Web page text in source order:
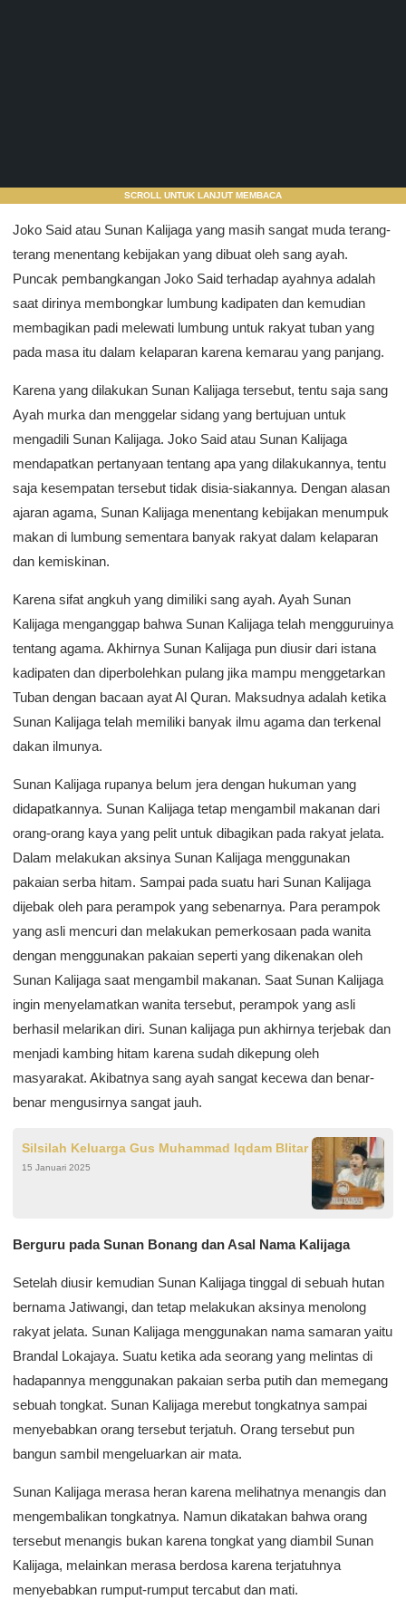
SCROLL UNTUK LANJUT MEMBACA
Joko Said atau Sunan Kalijaga yang masih sangat muda terang-
terang menentang kebijakan yang dibuat oleh sang ayah.
Puncak pembangkangan Joko Said terhadap ayahnya adalah
saat dirinya membongkar lumbung kadipaten dan kemudian
membagikan padi melewati lumbung untuk rakyat tuban yang
pada masa itu dalam kelaparan karena kemarau yang panjang.
Karena yang dilakukan Sunan Kalijaga tersebut, tentu saja sang
Ayah murka dan menggelar sidang yang bertujuan untuk
mengadili Sunan Kalijaga. Joko Said atau Sunan Kalijaga
mendapatkan pertanyaan tentang apa yang dilakukannya, tentu
saja kesempatan tersebut tidak disia-siakannya. Dengan alasan
ajaran agama, Sunan Kalijaga menentang kebijakan menumpuk
makan di lumbung sementara banyak rakyat dalam kelaparan
dan kemiskinan.
Karena sifat angkuh yang dimiliki sang ayah. Ayah Sunan
Kalijaga menganggap bahwa Sunan Kalijaga telah mengguruinya
tentang agama. Akhirnya Sunan Kalijaga pun diusir dari istana
kadipaten dan diperbolehkan pulang jika mampu menggetarkan
Tuban dengan bacaan ayat Al Quran. Maksudnya adalah ketika
Sunan Kalijaga telah memiliki banyak ilmu agama dan terkenal
dakan ilmunya.
Sunan Kalijaga rupanya belum jera dengan hukuman yang
didapatkannya. Sunan Kalijaga tetap mengambil makanan dari
orang-orang kaya yang pelit untuk dibagikan pada rakyat jelata.
Dalam melakukan aksinya Sunan Kalijaga menggunakan
pakaian serba hitam. Sampai pada suatu hari Sunan Kalijaga
dijebak oleh para perampok yang sebenarnya. Para perampok
yang asli mencuri dan melakukan pemerkosaan pada wanita
dengan menggunakan pakaian seperti yang dikenakan oleh
Sunan Kalijaga saat mengambil makanan. Saat Sunan Kalijaga
ingin menyelamatkan wanita tersebut, perampok yang asli
berhasil melarikan diri. Sunan kalijaga pun akhirnya terjebak dan
menjadi kambing hitam karena sudah dikepung oleh
masyarakat. Akibatnya sang ayah sangat kecewa dan benar-
benar mengusirnya sangat jauh.
Silsilah Keluarga Gus Muhammad Iqdam Blitar
15 Januari 2025
Berguru pada Sunan Bonang dan Asal Nama Kalijaga
Setelah diusir kemudian Sunan Kalijaga tinggal di sebuah hutan
bernama Jatiwangi, dan tetap melakukan aksinya menolong
rakyat jelata. Sunan Kalijaga menggunakan nama samaran yaitu
Brandal Lokajaya. Suatu ketika ada seorang yang melintas di
hadapannya menggunakan pakaian serba putih dan memegang
sebuah tongkat. Sunan Kalijaga merebut tongkatnya sampai
menyebabkan orang tersebut terjatuh. Orang tersebut pun
bangun sambil mengeluarkan air mata.
Sunan Kalijaga merasa heran karena melihatnya menangis dan
mengembalikan tongkatnya. Namun dikatakan bahwa orang
tersebut menangis bukan karena tongkat yang diambil Sunan
Kalijaga, melainkan merasa berdosa karena terjatuhnya
menyebabkan rumput-rumput tercabut dan mati.